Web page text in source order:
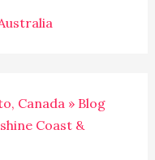
Canada » Blog
Coast &